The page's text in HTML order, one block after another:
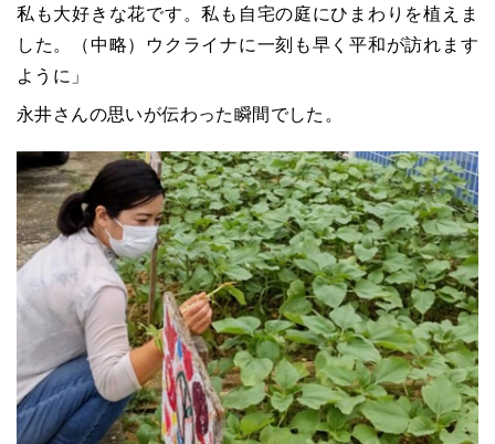
私も大好きな花です。私も自宅の庭にひまわりを植えま
した。（中略）ウクライナに一刻も早く平和が訪れます
ように」
永井さんの思いが伝わった瞬間でした。